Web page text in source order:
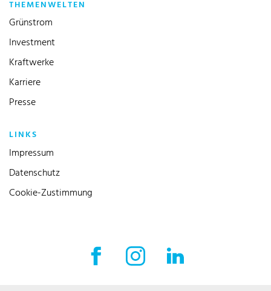
THEMENWELTEN
Grünstrom
Investment
Kraftwerke
Karriere
Presse
LINKS
Impressum
Datenschutz
Cookie-Zustimmung
Facebook Externer Link
Instagram Externer Link